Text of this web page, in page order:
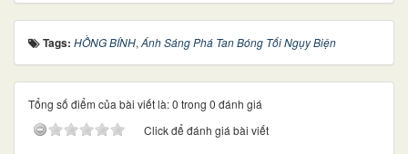
Tags: HỒNG BÍNH, Ánh Sáng Phá Tan Bóng Tối Ngụy Biện
Tổng số điểm của bài viết là: 0 trong 0 đánh giá
Click để đánh giá bài viết